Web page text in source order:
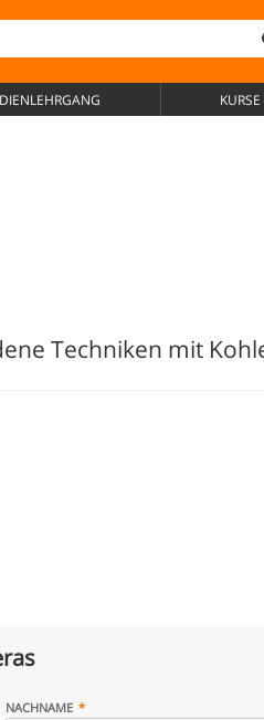
Techniken mit
NACHNAME